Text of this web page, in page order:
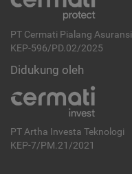
PT Cermati Pialang Asuransi
KEP-596/PD.02/2025
Didukung oleh
PT Artha Investa Teknologi
KEP-7/PM.21/2021